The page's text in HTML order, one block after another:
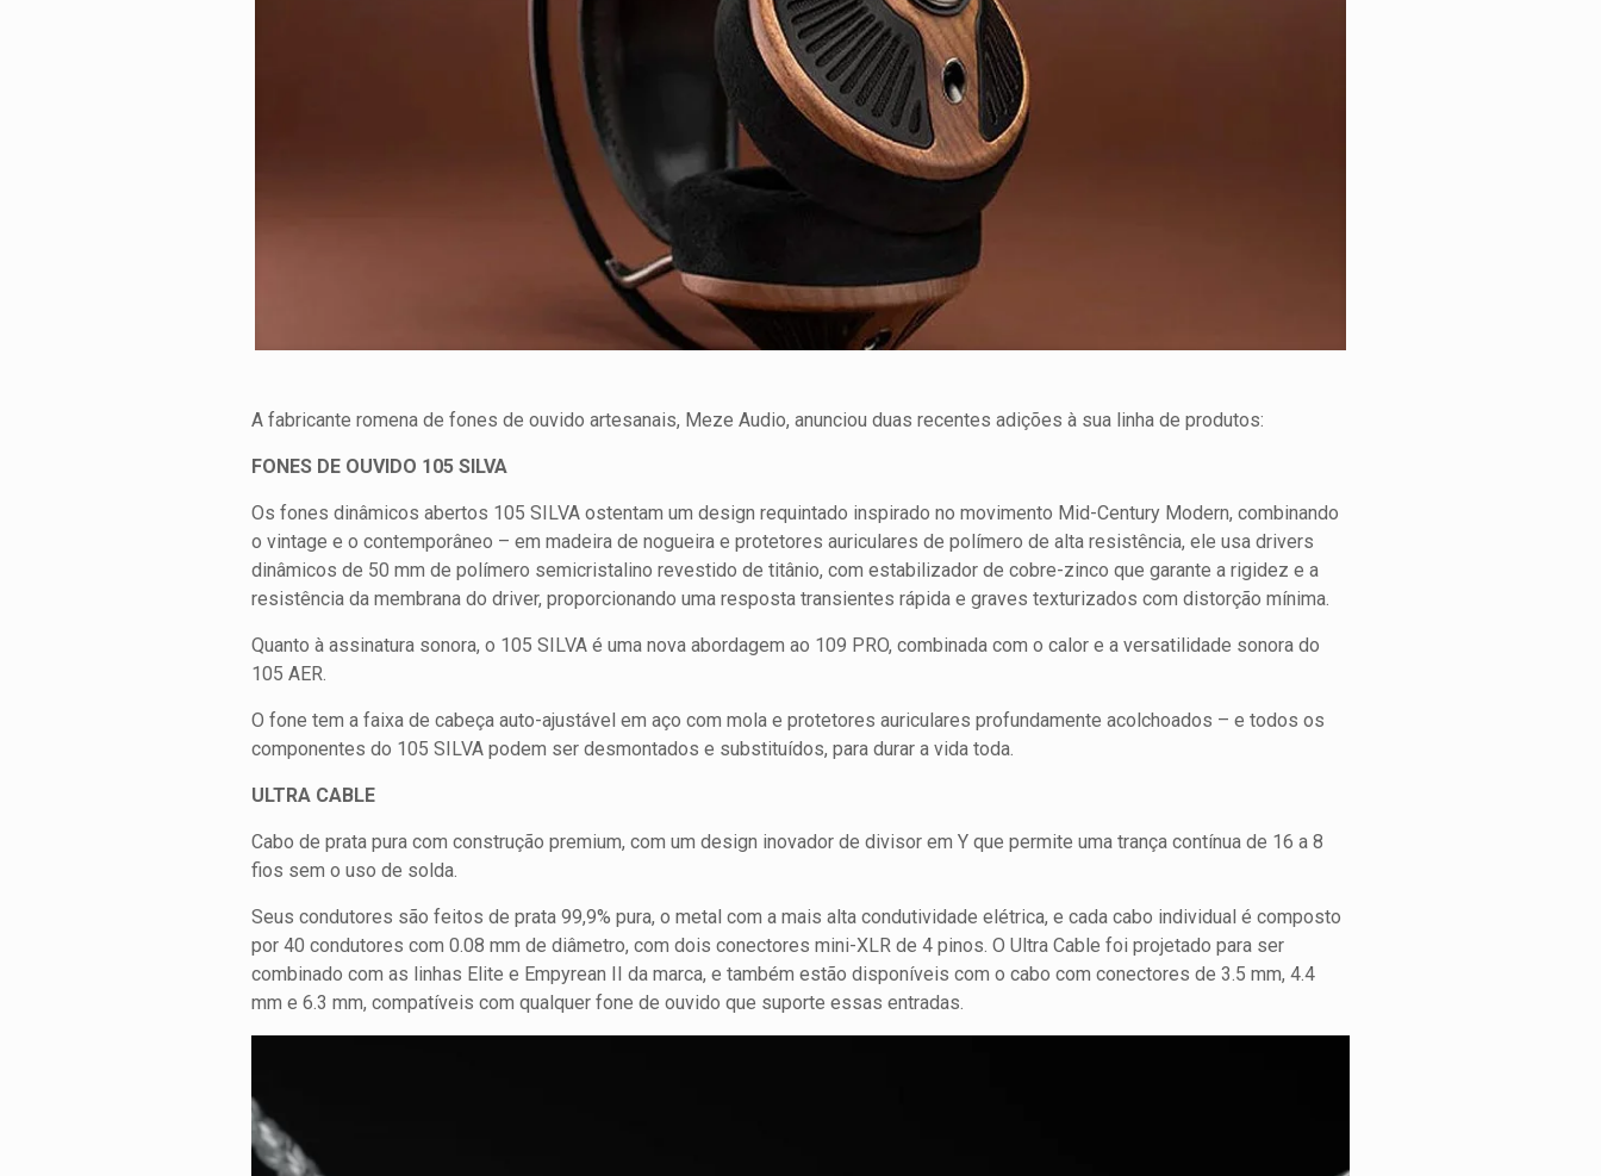
A fabricante romena de fones de ouvido artesanais, Meze Audio, anunciou duas recentes adições à sua linha de produtos:
FONES DE OUVIDO 105 SILVA
Os fones dinâmicos abertos 105 SILVA ostentam um design requintado inspirado no movimento Mid-Century Modern, combinando
o vintage e o contemporâneo – em madeira de nogueira e protetores auriculares de polímero de alta resistência, ele usa drivers
dinâmicos de 50 mm de polímero semicristalino revestido de titânio, com estabilizador de cobre-zinco que garante a rigidez e a
resistência da membrana do driver, proporcionando uma resposta transientes rápida e graves texturizados com distorção mínima.
Quanto à assinatura sonora, o 105 SILVA é uma nova abordagem ao 109 PRO, combinada com o calor e a versatilidade sonora do
105 AER.
O fone tem a faixa de cabeça auto-ajustável em aço com mola e protetores auriculares profundamente acolchoados – e todos os
componentes do 105 SILVA podem ser desmontados e substituídos, para durar a vida toda.
ULTRA CABLE
Cabo de prata pura com construção premium, com um design inovador de divisor em Y que permite uma trança contínua de 16 a 8
fios sem o uso de solda.
Seus condutores são feitos de prata 99,9% pura, o metal com a mais alta condutividade elétrica, e cada cabo individual é composto
por 40 condutores com 0.08 mm de diâmetro, com dois conectores mini-XLR de 4 pinos. O Ultra Cable foi projetado para ser
combinado com as linhas Elite e Empyrean II da marca, e também estão disponíveis com o cabo com conectores de 3.5 mm, 4.4
mm e 6.3 mm, compatíveis com qualquer fone de ouvido que suporte essas entradas.